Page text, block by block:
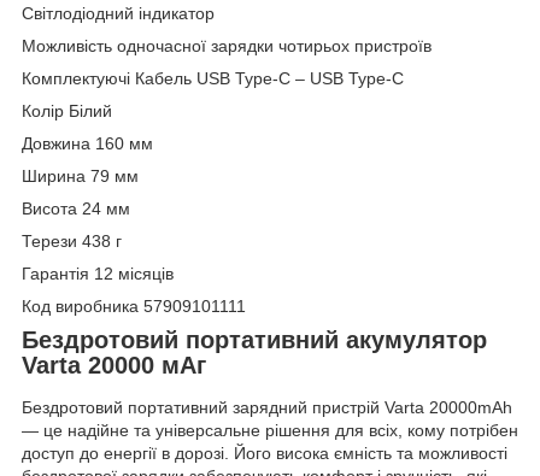
Світлодіодний індикатор
Можливість одночасної зарядки чотирьох пристроїв
Комплектуючі Кабель USB Type-C – USB Type-C
Колір Білий
Довжина 160 мм
Ширина 79 мм
Висота 24 мм
Терези 438 г
Гарантія 12 місяців
Код виробника 57909101111
Бездротовий портативний акумулятор
Varta 20000 мАг
Бездротовий портативний зарядний пристрій Varta 20000mAh
— це надійне та універсальне рішення для всіх, кому потрібен
доступ до енергії в дорозі. Його висока ємність та можливості